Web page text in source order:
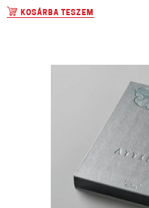
KOSÁRBA TESZEM